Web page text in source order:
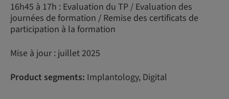
16h45 à 17h : Evaluation du TP / Evaluation des
journées de formation / Remise des certificats de
participation à la formation
Mise à jour : juillet 2025
Product segments: Implantology, Digital